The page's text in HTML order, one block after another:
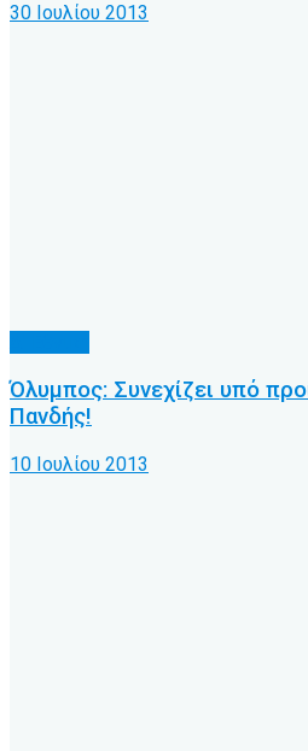
30 Ιουλίου 2013
Όλυμπος: Συνεχίζει υπό
Πανδής!
10 Ιουλίου 2013